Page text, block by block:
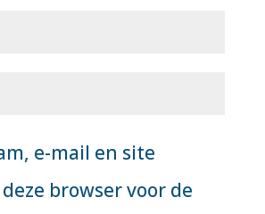
e-mail en site
browser voor de